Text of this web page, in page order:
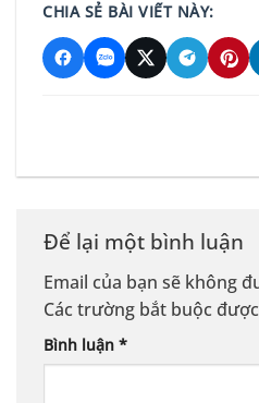
CHIA SẺ BÀI VIẾT NÀY:
Để lại một bình luận
Email của bạn sẽ không
Các trường bắt buộc
Bình luận *